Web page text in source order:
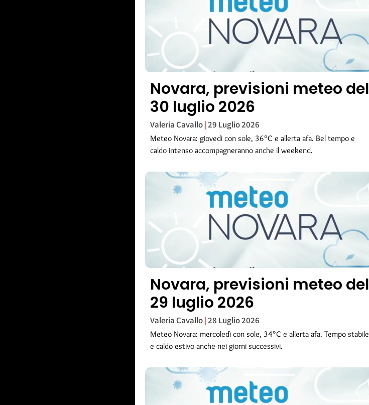
Novara, previsioni meteo del
30 luglio 2026
Valeria Cavallo 29 Luglio 2026
Meteo Novara: giovedì con sole, 36°C e allerta afa. Bel tempo e
caldo intenso accompagneranno anche il weekend.
Novara, previsioni meteo del
29 luglio 2026
Valeria Cavallo 28 Luglio 2026
Meteo Novara: mercoledì con sole, 34°C e allerta afa. Tempo stabile
e caldo estivo anche nei giorni successivi.